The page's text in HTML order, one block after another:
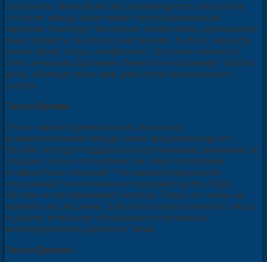
Заключать такие браки не рекомендуется, поскольку
согласие между ними имеет кратковременный
характер. Они будут постоянно соперничать, доказывать
свою правоту, пытаться властвовать. В итоге, начнутся
разногласия, ссоры, конфликты. При этом они могут
стать лучшими друзьями. Вместе они провернут любое
дело, объездят весь мир, добьются колоссального
успеха.
Тигр и Кролик
Это не самый удачный союз, поскольку
взаимопонимание между ними продлится недолго.
Кролик не будет поддаваться постоянному давлению со
стороны Тигра, что повлечет за собой появление
конфликтных ситуаций. Что касается дружеских
отношений, то они также не продлятся долго. Ведь
Кролик не воспринимает всерьез Тигра, что очень не
нравится последнему. Добиться успеха они могут лишь
в работе, используя осторожность Кролика и
непосредственно дерзость Тигра.
Тигр и Дракон